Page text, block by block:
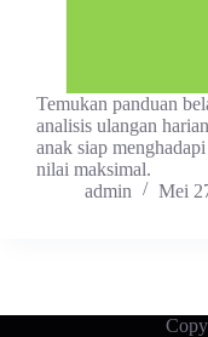
Temukan panduan
analisis ulangan
anak siap
nilai maksimal.
admin
Mei